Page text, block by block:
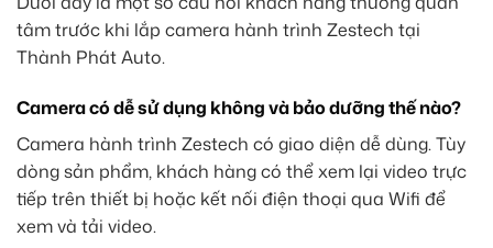
tâm trước khi lắp camera hành trình Zestech tại
Thành Phát Auto.
Camera có dễ sử dụng không và bảo dưỡng thế nào?
Camera hành trình Zestech có giao diện dễ dùng. Tùy
dòng sản phẩm, khách hàng có thể xem lại video trực
tiếp trên thiết bị hoặc kết nối điện thoại qua Wifi để
xem và tải video.